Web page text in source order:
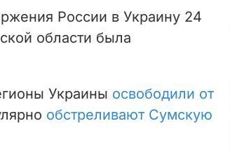
России в Украину 24
области была
Украины освободили от
обстреливают Сумскую